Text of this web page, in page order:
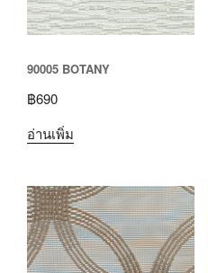
90005 BOTANY
฿690
อ่านเพิ่ม